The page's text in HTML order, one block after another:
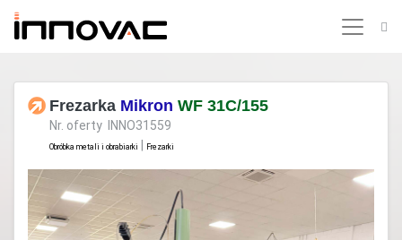
Frezarka Mikron WF 31C/155
Nr. oferty INNO31559
Obróbka metali i obrabiarki Frezarki